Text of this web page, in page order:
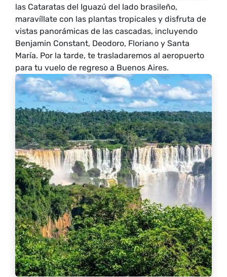
las Cataratas del Iguazú del lado brasileño,
maravíllate con las plantas tropicales y disfruta de
vistas panorámicas de las cascadas, incluyendo
Benjamin Constant, Deodoro, Floriano y Santa
María. Por la tarde, te trasladaremos al aeropuerto
para tu vuelo de regreso a Buenos Aires.